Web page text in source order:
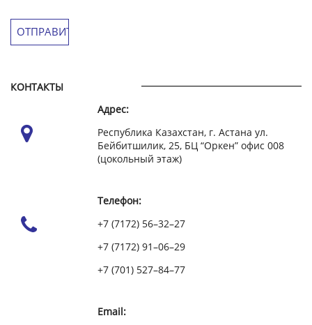
КОНТАКТЫ
Адрес:
Республика Казахстан, г. Астана ул.
Бейбитшилик, 25, БЦ “Оркен” офис 008
(цокольный этаж)
Телефон:
+7 (7172) 56–32–27
+7 (7172) 91–06–29
+7 (701) 527–84–77
Email: